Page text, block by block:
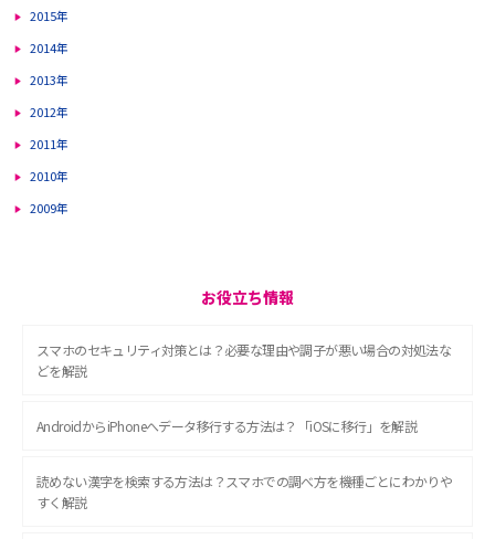
2015年
2014年
2013年
2012年
2011年
2010年
2009年
お役立ち情報
スマホのセキュリティ対策とは？必要な理由や調子が悪い場合の対処法な
どを解説
AndroidからiPhoneへデータ移行する方法は？「iOSに移行」を解説
読めない漢字を検索する方法は？スマホでの調べ方を機種ごとにわかりや
すく解説